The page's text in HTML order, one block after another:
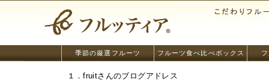
季節の厳選フルーツ フルーツ食べ比べボックス
１．fruitさんのブログアドレス